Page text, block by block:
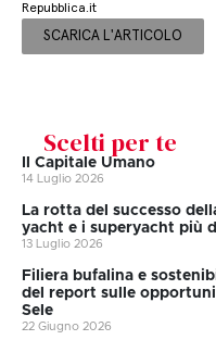
Repubblica.it
SCARICA L'ARTICOLO
Scelti per te
Il Capitale Umano
14 Luglio 2026
La rotta del successo
yacht e i superyacht più
13 Luglio 2026
Filiera bufalina e
del report sulle
Sele
22 Giugno 2026